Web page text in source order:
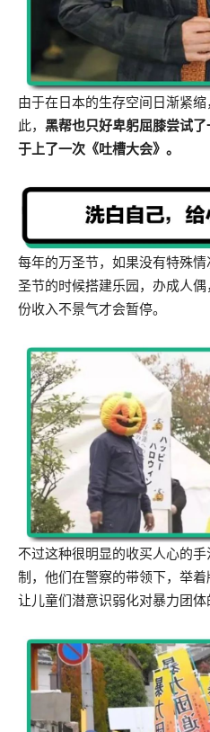
由于在日本的生存空间日渐紧
此， 黑帮也只好卑躬屈膝尝试
于上了一次《吐槽大会》。
每年的万圣节，如果没有特殊
圣节的时候搭建乐园，办成人
份收入不景气才会暂停。
不过这种很明显的收买人心的
制，他们在警察的带领下，举
让儿童们潜意识弱化对暴力团体